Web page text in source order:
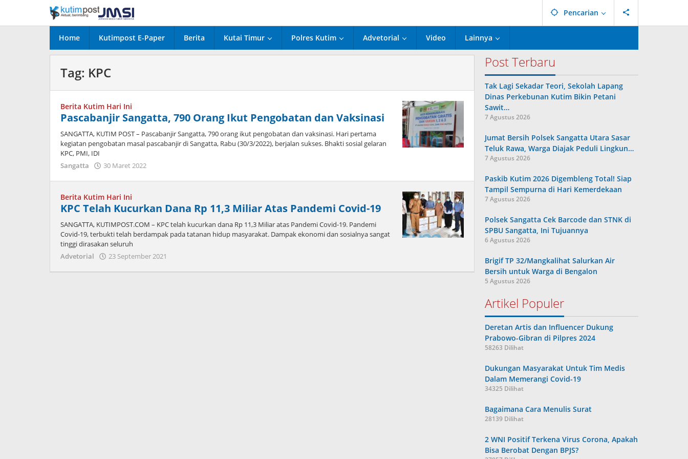
konten
Pencarian
Home Kutimpost E-Paper Berita Kutai Timur Polres Kutim Advetorial Video Lainnya
Tag: KPC
Berita Kutim Hari Ini
Pascabanjir Sangatta, 790 Orang Ikut Pengobatan dan Vaksinasi
SANGATTA, KUTIM POST – Pascabanjir Sangatta, 790 orang ikut pengobatan dan vaksinasi. Hari pertama
kegiatan pengobatan masal pascabanjir di Sangatta, Rabu (30/3/2022), berjalan sukses. Bhakti sosial gelaran
KPC, PMI, IDI
Sangatta
30 Maret 2022
Berita Kutim Hari Ini
KPC Telah Kucurkan Dana Rp 11,3 Miliar Atas Pandemi Covid-19
SANGATTA, KUTIMPOST.COM – KPC telah kucurkan dana Rp 11,3 Miliar atas Pandemi Covid-19. Pandemi
Covid-19, terbukti telah berdampak pada tatanan hidup masyarakat. Dampak ekonomi dan sosialnya sangat
tinggi dirasakan seluruh
Advetorial
23 September 2021
Post Terbaru
Tak Lagi Sekadar Teori, Sekolah Lapang
Dinas Perkebunan Kutim Bikin Petani
Sawit…
7 Agustus 2026
Jumat Bersih Polsek Sangatta Utara Sasar
Teluk Rawa, Warga Diajak Peduli Lingkun…
7 Agustus 2026
Paskib Kutim 2026 Digembleng Total! Siap
Tampil Sempurna di Hari Kemerdekaan
7 Agustus 2026
Polsek Sangatta Cek Barcode dan STNK di
SPBU Sangatta, Ini Tujuannya
6 Agustus 2026
Brigif TP 32/Mangkalihat Salurkan Air
Bersih untuk Warga di Bengalon
5 Agustus 2026
Artikel Populer
Deretan Artis dan Influencer Dukung
Prabowo-Gibran di Pilpres 2024
58263 Dilihat
Dukungan Masyarakat Untuk Tim Medis
Dalam Memerangi Covid-19
34325 Dilihat
Bagaimana Cara Menulis Surat
28139 Dilihat
2 WNI Positif Terkena Virus Corona, Apakah
Bisa Berobat Dengan BPJS?